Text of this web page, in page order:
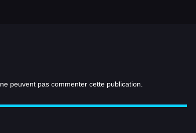
ne peuvent pas commenter cette publication.